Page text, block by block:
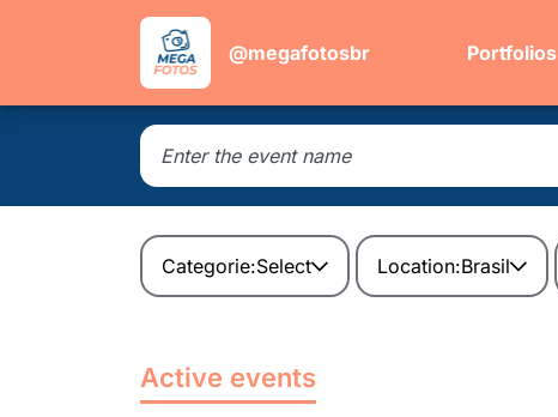
@megafotosbr Portfolios
Categorie:Select Location:Brasil
Active events